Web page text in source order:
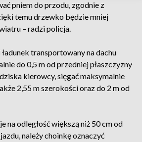
pniem do przodu, zgodnie z
temu drzewko będzie mniej
– radzi policja.
transportowany na dachu
do 0,5 m od przedniej płaszczyzny
kierowcy, sięgać maksymalnie
2,55 m szerokości oraz do 2 m od
na odległość większą niż 50 cm od
należy choinkę oznaczyć